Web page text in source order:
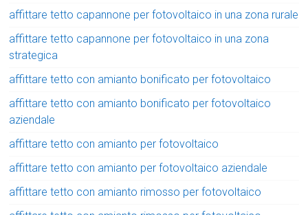
affittare tetto capannone per fotovoltaico in una zona rurale
affittare tetto capannone per fotovoltaico in una zona
strategica
affittare tetto con amianto bonificato per fotovoltaico
affittare tetto con amianto bonificato per fotovoltaico
aziendale
affittare tetto con amianto per fotovoltaico
affittare tetto con amianto per fotovoltaico aziendale
affittare tetto con amianto rimosso per fotovoltaico